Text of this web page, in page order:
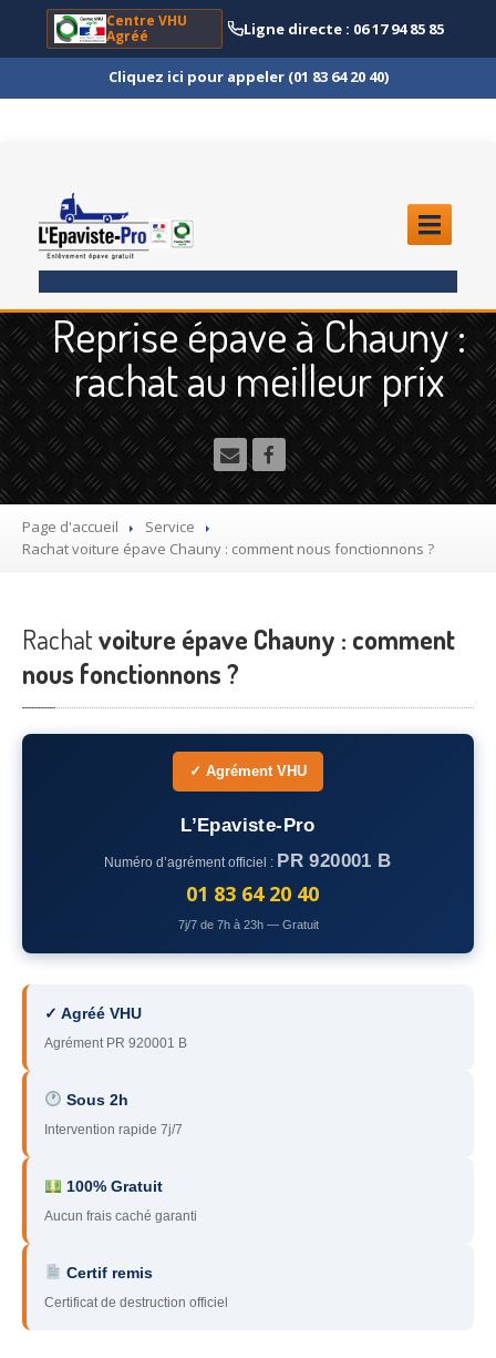
Centre VHU
Agréé
Ligne directe : 06 17 94 85 85
Cliquez ici pour appeler (01 83 64 20 40)
ENLÈVEMENTÉPAVE
Quoi?
Scooteret Moto
Camion
et Poids Lourd
Utilitaire
Dépollution de véhicule hors d’usage gratuit
Gratuit
voiture accidentée
78 – Yvelines
93 – Seine-Saint-Denis
95 – Val d’Oise
Reprise épave à Chauny :
rachat au meilleur prix
Page d'accueil
Service
Rachatvoiture épave Chauny : comment nous fonctionnons ?
Rachatvoiture épave Chauny : comment
nous fonctionnons ?
✓ Agrément VHU
L’Epaviste-Pro
Numéro d’agrément officiel : PR 920001 B
01 83 64 20 40
7j/7 de 7h à 23h — Gratuit
✓ Agréé VHU
Agrément PR 920001 B
Sous 2h
Intervention rapide 7j/7
100% Gratuit
Aucun frais caché garanti
Certif remis
Certificat de destruction officiel